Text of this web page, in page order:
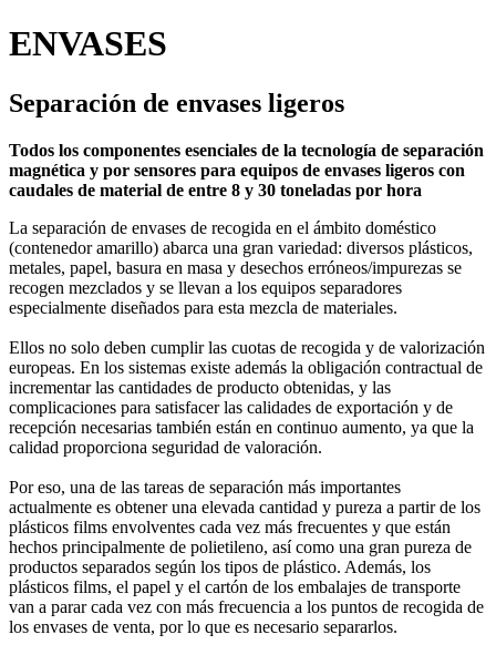
ENVASES
Separación de envases ligeros
Todos los componentes esenciales de la tecnología de separación
magnética y por sensores para equipos de envases ligeros con
caudales de material de entre 8 y 30 toneladas por hora
La separación de envases de recogida en el ámbito doméstico
(contenedor amarillo) abarca una gran variedad: diversos plásticos,
metales, papel, basura en masa y desechos erróneos/impurezas se
recogen mezclados y se llevan a los equipos separadores
especialmente diseñados para esta mezcla de materiales.
Ellos no solo deben cumplir las cuotas de recogida y de valorización
europeas. En los sistemas existe además la obligación contractual de
incrementar las cantidades de producto obtenidas, y las
complicaciones para satisfacer las calidades de exportación y de
recepción necesarias también están en continuo aumento, ya que la
calidad proporciona seguridad de valoración.
Por eso, una de las tareas de separación más importantes
actualmente es obtener una elevada cantidad y pureza a partir de los
plásticos films envolventes cada vez más frecuentes y que están
hechos principalmente de polietileno, así como una gran pureza de
productos separados según los tipos de plástico. Además, los
plásticos films, el papel y el cartón de los embalajes de transporte
van a parar cada vez con más frecuencia a los puntos de recogida de
los envases de venta, por lo que es necesario separarlos.